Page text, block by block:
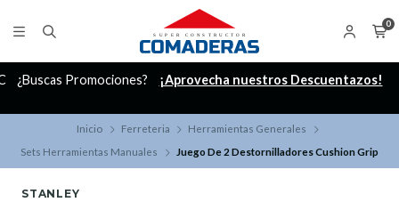
0
¿Buscas Promociones? ¡Aprovecha nuestros Descuentazos!
Inicio Ferreteria
Herramientas Generales
Sets Herramientas Manuales
Juego De 2 Destornilladores Cushion Grip
STANLEY